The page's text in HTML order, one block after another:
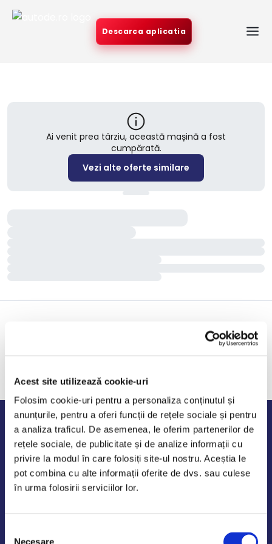
Acest site utilizează cookie-uri
Folosim cookie-uri pentru a personaliza conținutul și
anunțurile, pentru a oferi funcții de rețele sociale și pentru
a analiza traficul. De asemenea, le oferim partenerilor de
rețele sociale, de publicitate și de analize informații cu
privire la modul în care folosiți site-ul nostru. Aceștia le
pot combina cu alte informații oferite de dvs. sau culese
în urma folosirii serviciilor lor.
Necesare
Descarca aplicatia
Ai venit prea târziu, această mașină a fost
cumpărată.
Vezi alte oferte similare
Program de lucru
Luni - Vineri: 09:00-18:00
Sambata - Duminica: 10:00-14:00